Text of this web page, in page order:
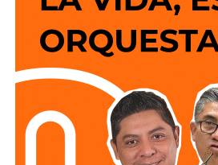
justificada, renuncie a su empleo o
goce de sueldo, cuando este
principal medio para obtener
Asimismo, se establecen sanciones
un proceso judicial o existiendo
enajenen intencionalmente de
bienes con la finalidad de eludir
Torres, de norponiente a
vehículos que ingresen a la zona
deberán hacerlo desde Calzada
utilizando esta vialidad como
alternativa,se contará con un
avenida Simón Díaz, proveniente
Constitución.
Para la salida del recinto,el flujo